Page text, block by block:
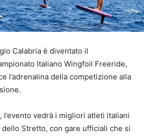
Calabria è diventato il
Italiano Wingfoil Freeride,
l’adrenalina della competizione alla
vedrà i migliori atleti italiani
Stretto, con gare ufficiali che si